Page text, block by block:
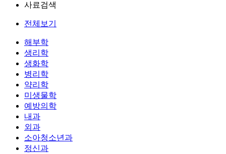
사료검색
전체보기
해부학
생리학
생화학
병리학
약리학
미생물학
예방의학
내과
외과
소아청소년과
정신과